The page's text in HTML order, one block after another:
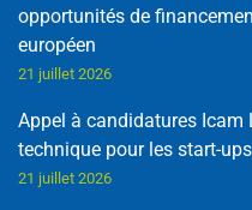
opportunités de
européen
21 juillet 2026
Appel à candidatures
technique pour les start-
21 juillet 2026